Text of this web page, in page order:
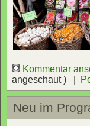
Kommentar
angeschaut ) |
Neu im